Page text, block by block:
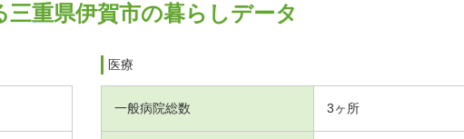
三重県伊賀市の暮らしデータ
医療
一般病院総数 3ヶ所